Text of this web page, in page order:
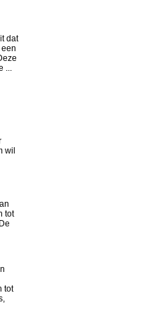
dat
...
wil
tot
tot